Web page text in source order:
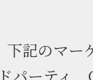
下記のマー
パーティ